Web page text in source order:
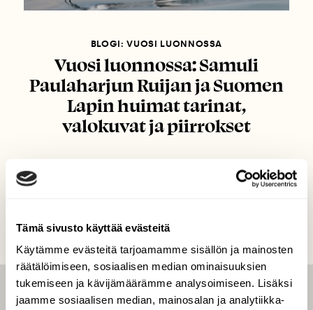
Tämä sivusto käyttää evästeitä
Käytämme evästeitä tarjoamamme sisällön ja mainosten
räätälöimiseen, sosiaalisen median ominaisuuksien
tukemiseen ja kävijämäärämme analysoimiseen. Lisäksi
jaamme sosiaalisen median, mainosalan ja analytiikka-
BLOGI: VUOSI LUONNOSSA
Vuosi luonnossa: Samuli
Paulaharjun Ruijan ja Suomen
Lapin huimat tarinat,
valokuvat ja piirrokset
LEHTI